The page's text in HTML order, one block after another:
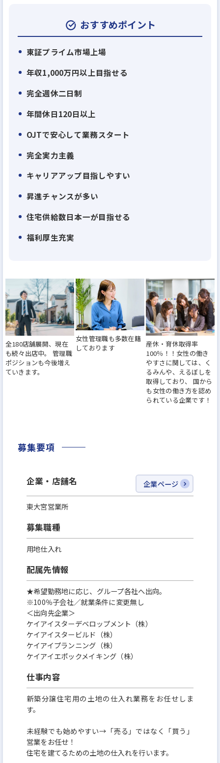
介営業の会社などの同業や異業界の営業や販売出身
者の若くて優秀なメンバーが続々とジョインいただ
いています。その主な理由は２つ。
・理由１：住宅供給数日本一に向け業績右肩上がり
＝キャリアアップを目指しやすい
上場以来、業績は右肩上がり、弊社が現在目指して
能ペース。あと6年以内でNo1を達成します。そんな
伸びに伸びている弊社ですから、業績拡大ペースに
長クラスはもちろん、役員も十分目指せます。上場
企業の幹部になれるチャンスのある企業はそう多く
はないはず。
・理由２：離職率業界平均の半分以下！『働きがい
当社は、男女・社歴などを問わないフラットな評価
体制、高い給与水準、産休育休取得のしやすさ、産
休後の時短・時差・在宅勤務、残業時間の削減…な
どなど、社員の働く環境づくりに力を入れてきまし
た。『働きがいのある会社』のベストカンパニーに
も選出されました。その結果、離職率は業界水準の
半分以下になっています。
※その他、厚生労働大臣から女性の活躍推進、子育
で初めて、2年連続で女性活躍推進に優れた企業「な
今より安定した環境で、もっと大きなキャリアを描
けるチャンスに挑戦してみませんか？
おすすめポイント
東証プライム市場上場
年収1,000万円以上目指せる
完全週休二日制
年間休日120日以上
OJTで安心して業務スタート
完全実力主義
キャリアアップ目指しやすい
昇進チャンスが多い
住宅供給数日本一が目指せる
福利厚生充実
全180店舗展開、現在
も続々出店中。 管理職
ポジションも今後増え
ていきます。
女性管理職も多数在籍
しております
産休・育休取得率
100％！！女性の働き
やすさに関しては、く
るみんや、えるぼしを
取得しており、 国から
も女性の働き方を認め
られている企業です！
募集要項
企業・店舗名 企業ページ
東大宮営業所
募集職種
用地仕入れ
配属先情報
★希望勤務地に応じ、グループ各社へ出向。
※100％子会社／就業条件に変更無し
＜出向先企業＞
ケイアイスターデベロップメント（株）
ケイアイスタービルド（株）
ケイアイプランニング（株）
ケイアイエポックメイキング（株）
仕事内容
新築分譲住宅用の土地の仕入れ業務をお任せしま
す。
未経験でも始めやすい→「売る」ではなく「買う」
営業をお任せ！
住宅を建てるための土地の仕入れを行います。